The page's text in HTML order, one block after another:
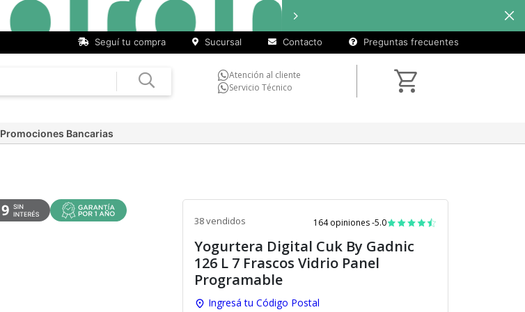
sin
interés)
9 cuotas sin interés
Seguí tu compra Sucursal Contacto Preguntas frecuentes
Atención al cliente
Servicio Técnico
Promociones Bancarias
38 vendidos 164 opiniones -5.0
Yogurtera Digital Cuk By Gadnic
126 L 7 Frascos Vidrio Panel
Programable
Ingresá tu Código Postal